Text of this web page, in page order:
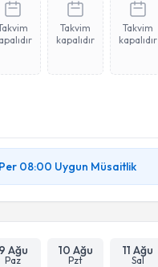
Takvim
kapalıdır
Takvim
kapalıdır
Per 08:00 Uygun Müsaitlik
9 Ağu
Paz
10 Ağu
Pzt
11 Ağu
Sal